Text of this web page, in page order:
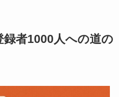
録者1000人への道の